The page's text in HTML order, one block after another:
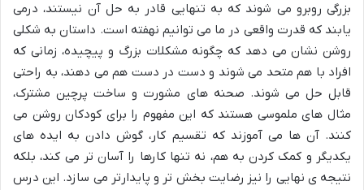
بزرگی روبرو می شوند که به تنهایی قادر به حل آن نیستند، درمی
یابند که قدرت واقعی در ما می توانیم نهفته است. داستان به شکلی
روشن نشان می دهد که چگونه مشکلات بزرگ و پیچیده، زمانی که
افراد با هم متحد می شوند و دست در دست هم می دهند، به راحتی
قابل حل می شوند. صحنه های مشورت و ساخت پرچین مشترک،
مثال های ملموسی هستند که این مفهوم را برای کودکان روشن می
کنند. آن ها می آموزند که تقسیم کار، گوش دادن به ایده های
یکدیگر و کمک کردن به هم، نه تنها کارها را آسان تر می کند، بلکه
نتیجه ی نهایی را نیز رضایت بخش تر و پایدارتر می سازد. این درس